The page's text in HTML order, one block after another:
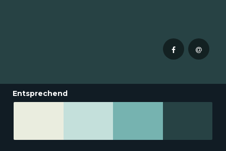
Entsprechend